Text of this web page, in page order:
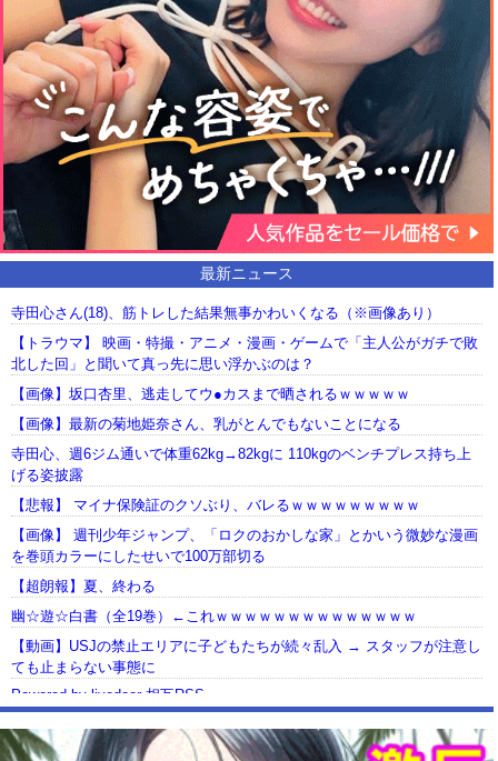
最新ニュース
寺田心さん(18)、筋トレした結果無事かわいくなる（※画像あり）
【トラウマ】 映画・特撮・アニメ・漫画・ゲームで「主人公がガチで敗
北した回」と聞いて真っ先に思い浮かぶのは？
【画像】坂口杏里、逃走してウ●カスまで晒されるｗｗｗｗｗ
【画像】最新の菊地姫奈さん、乳がとんでもないことになる
寺田心、週6ジム通いで体重62kg→82kgに 110kgのベンチプレス持ち上
げる姿披露
【悲報】 マイナ保険証のクソぶり、バレるｗｗｗｗｗｗｗｗｗ
【画像】 週刊少年ジャンプ、「ロクのおかしな家」とかいう微妙な漫画
を巻頭カラーにしたせいで100万部切る
【超朗報】夏、終わる
幽☆遊☆白書（全19巻）←これｗｗｗｗｗｗｗｗｗｗｗｗｗｗ
【動画】USJの禁止エリアに子どもたちが続々乱入 → スタッフが注意し
ても止まらない事態に
Powered by livedoor 相互RSS